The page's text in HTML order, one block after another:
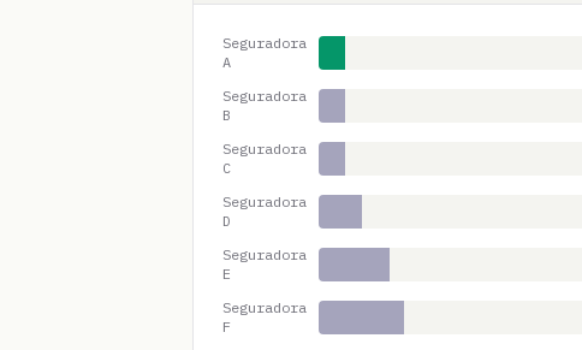
Seguradora
A
Seguradora
B
Seguradora
C
Seguradora
D
Seguradora
E
Seguradora
F